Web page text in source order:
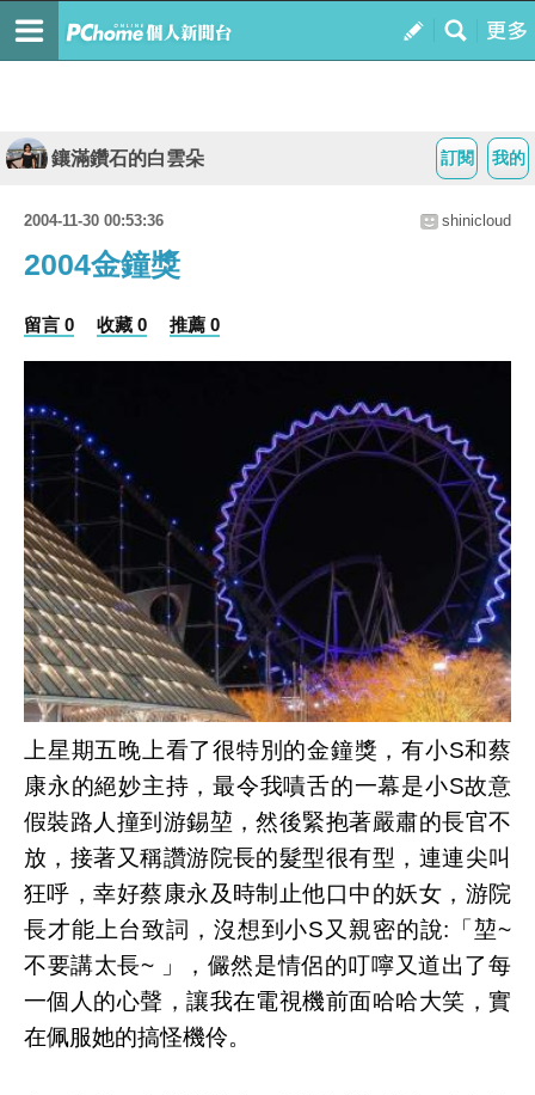
我的
訂閱
鑲滿鑽石的白雲朵
2004-11-30 00:53:36 shinicloud
2004金鐘獎
留言 0 收藏 0 推薦 0
上星期五晚上看了很特別的金鐘獎，有小S和蔡
康永的絕妙主持，最令我嘖舌的一幕是小S故意
假裝路人撞到游錫堃，然後緊抱著嚴肅的長官不
放，接著又稱讚游院長的髮型很有型，連連尖叫
狂呼，幸好蔡康永及時制止他口中的妖女，游院
長才能上台致詞，沒想到小S又親密的說:「堃~
不要講太長~ 」，儼然是情侶的叮嚀又道出了每
一個人的心聲，讓我在電視機前面哈哈大笑，實
在佩服她的搞怪機伶。